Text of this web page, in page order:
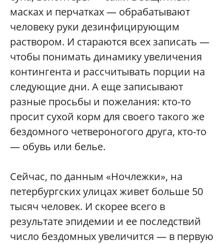
масках и перчатках — обрабатывают
человеку руки дезинфицирующим
раствором. И стараются всех записать —
чтобы понимать динамику увеличения
контингента и рассчитывать порции на
следующие дни. А еще записывают
разные просьбы и пожелания: кто-то
просит сухой корм для своего такого же
бездомного четвероногого друга, кто-то
— обувь или белье.
Сейчас, по данным «Ночлежки», на
петербургских улицах живет больше 50
тысяч человек. И скорее всего в
результате эпидемии и ее последствий
число бездомных увеличится — в первую